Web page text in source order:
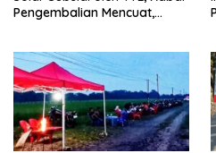
Pengembalian Mencuat,